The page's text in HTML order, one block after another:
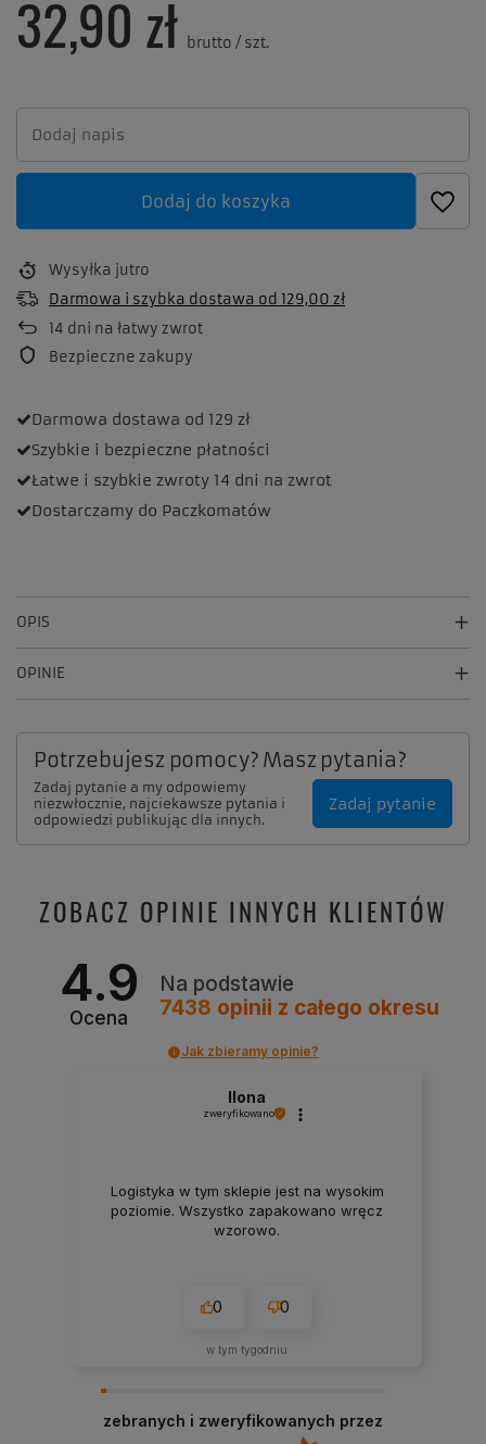
32,90 zł brutto / szt.
Dodaj do koszyka
Wysyłka jutro
Darmowa i szybka dostawa od 129,00 zł
14 dni na łatwy zwrot
Bezpieczne zakupy
Darmowa dostawa od 129 zł
Szybkie i bezpieczne płatności
Łatwe i szybkie zwroty 14 dni na zwrot
Dostarczamy do Paczkomatów
OPIS
OPINIE
Potrzebujesz pomocy? Masz pytania?
Zadaj pytanie a my odpowiemy
niezwłocznie, najciekawsze pytania i
odpowiedzi publikując dla innych.
Zadaj pytanie
ZOBACZ OPINIE INNYCH KLIENTÓW
4.9
Ocena
Na podstawie
7438 opinii z całego okresu
Jak zbieramy opinie?
Ilona
zweryfikowano
Logistyka w tym sklepie jest na wysokim
poziomie. Wszystko zapakowano wręcz
wzorowo.
0 0
w tym tygodniu
zebranych i zweryfikowanych przez